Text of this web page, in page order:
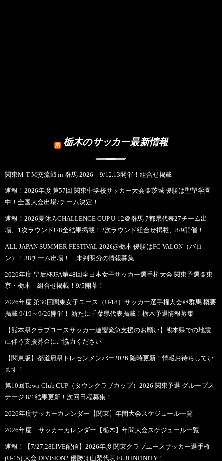
栃木のサッカー最新情報
関東M-T-M交流戦 in 群馬 2026 9/12.13開催！組合せ掲載
速報！2026年度 第57回 関東中学校サッカー大会＠茨城 優勝は聖望学園
中！全国大会出場7チーム決定！
速報！2026夏休みCHALLENGE CUP U-12＠群馬 7都県代表27チーム出
場、1次ラウンド8/8全結果掲載！2次ラウンド組合せ掲載、8/9開催！
ALL JAPAN SUMMER FESTIVAL 2026@栃木 優勝はFC VALON（バロ
ン）！38チーム出場！ 未判明分の情報募集
2026年度 皇后杯JFA第48回全日本女子サッカー選手権大会 関東予選＠東
京・栃木 組合せ掲載！9/5開幕！
2026年度 第30回関東女子ユース（U-18）サッカー選手権大会＠群馬 概要
掲載 9/19～9/26開催！ 新たに千葉県代表掲載！栃木予選情報募集
【熊本県クラブユースサッカー連盟緊急支援のお願い】熊本県での地震
に伴う支援募金にご協力ください
【関東版】都道府県トレセンメンバー2026 随時更新！情報お待ちしてい
ます！
第10回Town Club CUP（タウンクラブカップ）2026 関東予選 グループス
テージ 8/1結果更新！次回日程募集！
2026年度サッカーカレンダー【関東】年間大会スケジュール一覧
2026年度 サッカーカレンダー【栃木】年間大会スケジュール一覧
速報！【7/27,28LIVE配信】2026年度 関東クラブユースサッカー選手権
(U-15) 大会 DIVISION2 優勝は山梨代表 FUJI INFINITY！